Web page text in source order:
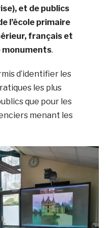
et de publics
l’école primaire
français et
monuments.
d’identifier les
les plus
que pour les
menant les